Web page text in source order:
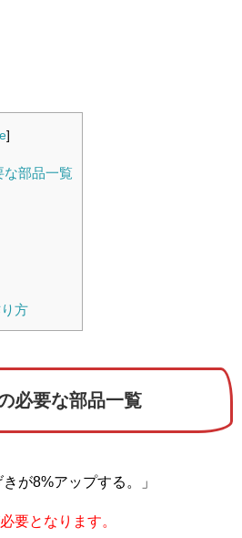
]
な部品一覧
方
必要な部品一覧
が8%アップする。」
要となります。